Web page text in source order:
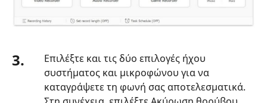
3.
Επιλέξτε και τις δύο επιλογές ήχου
συστήματος και μικροφώνου για να
καταγράψετε τη φωνή σας αποτελεσματικά.